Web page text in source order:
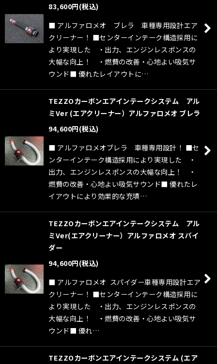
83,600円(税込)
■ アルファロメオ ブレラ 車種専用設計エア
クリーナー！ ■センターインテーク構造採用に
より実現した ・出力、エンジンレスポンスの
大幅な向上！ ・燃費の改善・心地よい吸気サ
ウンド■ 優れたレイアウトに…
TEZZOカーボンエアインテークシステム アル
ミVer (エアクリーナー）アルファロメオ ブレラ
94,600円(税込)
■ アルファロメオブレラ 車種専用設計！ ■セ
ンターインテーク構造採用により実現した ・
出力、エンジンレスポンスの大幅な向上！ ・
燃費の改善・心地よい吸気サウンド■ 優れたレ
イアウトにより効果的な充填…
TEZZOカーボンエアインテークシステム アル
ミVer(エアクリーナー）アルファロメオ スパイ
ダー
94,600円(税込)
■ アルファロメオ スパイダー車種専用設計エア
クリーナー！ ■センターインテーク構造採用に
より実現した ・出力、エンジンレスポンスの
大幅な向上！ ・燃費の改善・心地よい吸気サ
ウンド■ 優れ…
TEZZOカーボンエアインテークシステム (エア